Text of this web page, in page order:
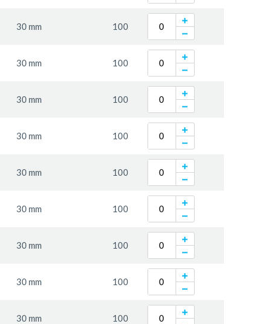
30 mm 100
30 mm 100
30 mm 100
30 mm 100
30 mm 100
30 mm 100
30 mm 100
30 mm 100
30 mm 100